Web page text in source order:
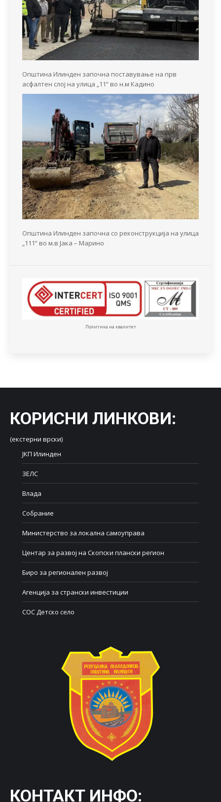
Општина Илинден започна поставување на прв
асфалтен слој на улица „11“ во н.м Кадино
Општина Илинден започна со реконструкција на улица
„111“ во м.в Јака – Марино
Политика на квалитет
КОРИСНИ ЛИНКОВИ:
(екстерни врски)
ЈКП Илинден
ЗЕЛС
Влада
Собрание
Министерство за локална самоуправа
Центар за развој на Скопски плански регион
Биро за регионален развој
Агенција за странски инвестиции
СОС Детско село
КОНТАКТ ИНФО: